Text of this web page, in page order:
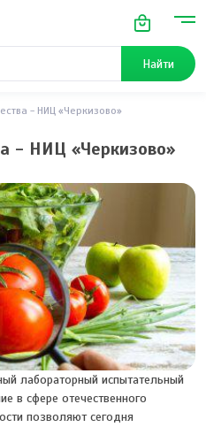
Найти
- НИЦ «Черкизово»
- НИЦ «Черкизово»
лабораторный испытательный
в сфере отечественного
позволяют сегодня